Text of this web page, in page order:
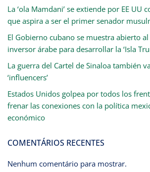
La ‘ola Mamdani’ se extiende por EE UU
que aspira a ser el primer senador
El Gobierno cubano se muestra abierto
inversor árabe para desarrollar la ‘Isla
La guerra del Cartel de Sinaloa también
‘influencers’
Estados Unidos golpea por todos los
frenar las conexiones con la política
económico
COMENTÁRIOS RECENTES
Nenhum comentário para mostrar.